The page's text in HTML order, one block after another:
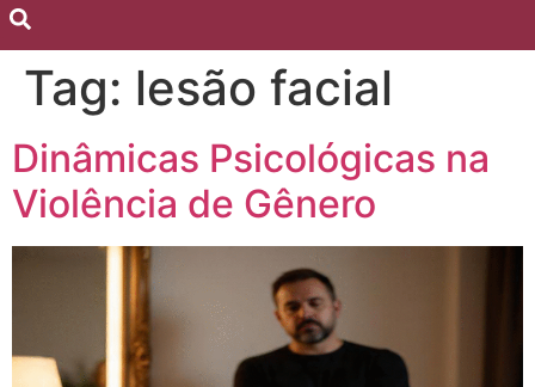
Tag: lesão facial
Dinâmicas Psicológicas na
Violência de Gênero